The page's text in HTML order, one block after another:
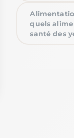
de
quels
santé des